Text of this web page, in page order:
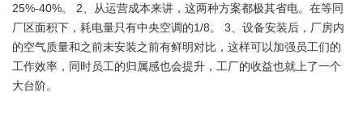
25%-40%。 2、从运营成本来讲，这两种方案都极其省电。在等同
厂区面积下，耗电量只有中央空调的1/8。 3、设备安装后，厂房内
的空气质量和之前未安装之前有鲜明对比，这样可以加强员工们的
工作效率，同时员工的归属感也会提升，工厂的收益也就上了一个
大台阶。